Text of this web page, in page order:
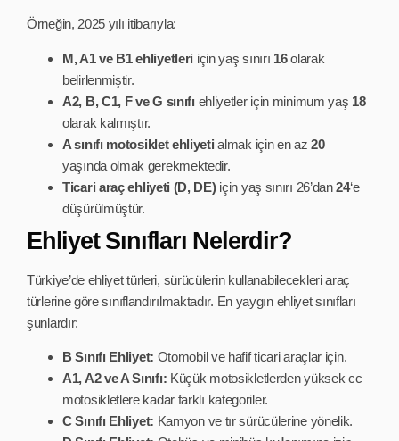
Örneğin, 2025 yılı itibarıyla:
M, A1 ve B1 ehliyetleri için yaş sınırı 16olarak
belirlenmiştir.
A2, B, C1, F ve G sınıfı ehliyetler için minimum yaş 18
olarak kalmıştır.
A sınıfı motosiklet ehliyeti almak için en az20
yaşında olmak gerekmektedir.
Ticari araç ehliyeti (D, DE)için yaş sınırı 26’dan24‘e
düşürülmüştür.
Ehliyet Sınıfları Nelerdir?
Türkiye’de ehliyet türleri, sürücülerin kullanabilecekleri araç
türlerine göre sınıflandırılmaktadır. En yaygın ehliyet sınıfları
şunlardır:
B Sınıfı Ehliyet: Otomobil ve hafif ticari araçlar için.
A1, A2 ve A Sınıfı: Küçük motosikletlerden yüksek cc
motosikletlere kadar farklı kategoriler.
C Sınıfı Ehliyet: Kamyon ve tır sürücülerine yönelik.